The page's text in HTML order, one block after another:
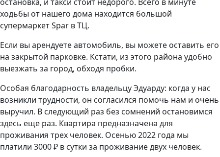
ходьбы от нашего дома находится большой
супермаркет Spar в ТЦ.
Если вы арендуете автомобиль, вы можете оставить его
на закрытой парковке. Кстати, из этого района удобно
выезжать за город, обходя пробки.
Особая благодарность владельцу Эдуарду: когда у нас
возникли трудности, он согласился помочь нам и очень
выручил. В следующий раз без сомнений остановимся
здесь еще раз. Квартира предназначена для
проживания трех человек. Осенью 2022 года мы
платили 3000 ₽ в сутки за проживание двух человек.